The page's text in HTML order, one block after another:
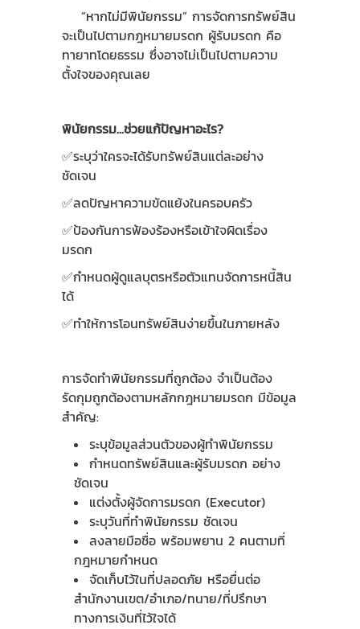
“หากไม่มีพินัยกรรม” การจัดการทรัพย์สิน
จะเป็นไปตามกฎหมายมรดก ผู้รับมรดก คือ
ทายาทโดยธรรม ซึ่งอาจไม่เป็นไปตามความ
ตั้งใจของคุณเลย
พินัยกรรม...ช่วยแก้ปัญหาอะไร?
✅ระบุว่าใครจะได้รับทรัพย์สินแต่ละอย่าง
ชัดเจน
✅ลดปัญหาความขัดแย้งในครอบครัว
✅ป้องกันการฟ้องร้องหรือเข้าใจผิดเรื่อง
มรดก
✅กำหนดผู้ดูแลบุตรหรือตัวแทนจัดการหนี้สิน
ได้
✅ทำให้การโอนทรัพย์สินง่ายขึ้นในภายหลัง
การจัดทำพินัยกรรมที่ถูกต้อง จำเป็นต้อง
รัดกุมถูกต้องตามหลักกฎหมายมรดก มีข้อมูล
สำคัญ:
ระบุข้อมูลส่วนตัวของผู้ทำพินัยกรรม
กำหนดทรัพย์สินและผู้รับมรดก อย่าง
ชัดเจน
แต่งตั้งผู้จัดการมรดก (Executor)
ระบุวันที่ทำพินัยกรรม ชัดเจน
ลงลายมือชื่อ พร้อมพยาน 2 คนตามที่
กฎหมายกำหนด
จัดเก็บไว้ในที่ปลอดภัย หรือยื่นต่อ
สำนักงานเขต/อำเภอ/ทนาย/ที่ปรึกษา
ทางการเงินที่ไว้ใจได้